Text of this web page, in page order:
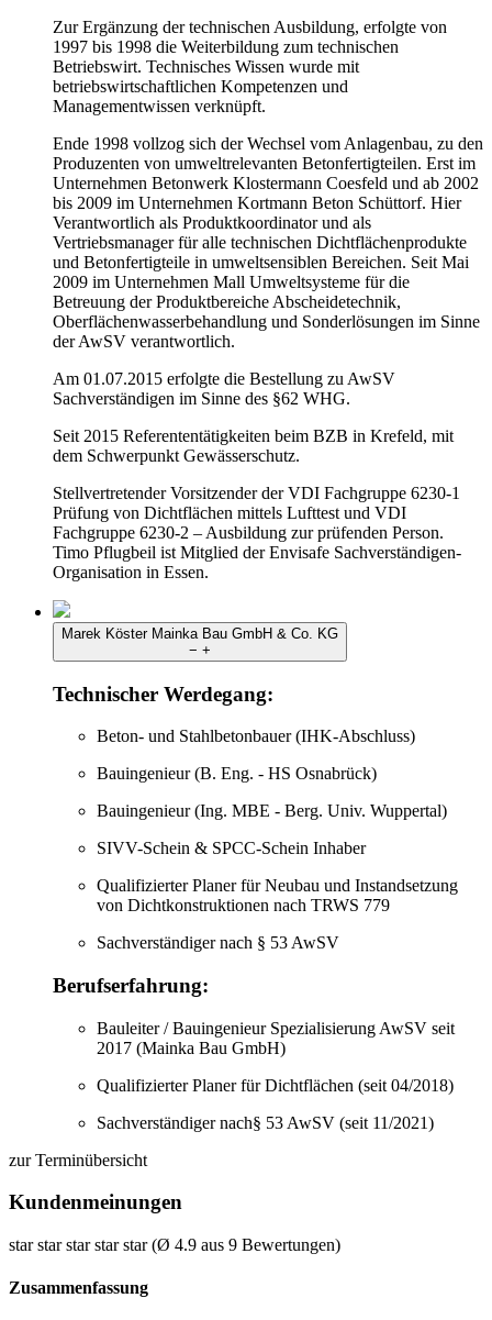
Zur Ergänzung der technischen Ausbildung, erfolgte von
1997 bis 1998 die Weiterbildung zum technischen
Betriebswirt. Technisches Wissen wurde mit
betriebswirtschaftlichen Kompetenzen und
Managementwissen verknüpft.
Ende 1998 vollzog sich der Wechsel vom Anlagenbau, zu den
Produzenten von umweltrelevanten Betonfertigteilen. Erst im
Unternehmen Betonwerk Klostermann Coesfeld und ab 2002
bis 2009 im Unternehmen Kortmann Beton Schüttorf. Hier
Verantwortlich als Produktkoordinator und als
Vertriebsmanager für alle technischen Dichtflächenprodukte
und Betonfertigteile in umweltsensiblen Bereichen. Seit Mai
2009 im Unternehmen Mall Umweltsysteme für die
Betreuung der Produktbereiche Abscheidetechnik,
Oberflächenwasserbehandlung und Sonderlösungen im Sinne
der AwSV verantwortlich.
Am 01.07.2015 erfolgte die Bestellung zu AwSV
Sachverständigen im Sinne des §62 WHG.
Seit 2015 Referententätigkeiten beim BZB in Krefeld, mit
dem Schwerpunkt Gewässerschutz.
Stellvertretender Vorsitzender der VDI Fachgruppe 6230-1
Prüfung von Dichtflächen mittels Lufttest und VDI
Fachgruppe 6230-2 – Ausbildung zur prüfenden Person.
Timo Pflugbeil ist Mitglied der Envisafe Sachverständigen-
Organisation in Essen.
Marek Köster Mainka Bau GmbH & Co. KG
− +
Technischer Werdegang:
Beton- und Stahlbetonbauer (IHK-Abschluss)
Bauingenieur (B. Eng. - HS Osnabrück)
Bauingenieur (Ing. MBE - Berg. Univ. Wuppertal)
SIVV-Schein & SPCC-Schein Inhaber
Qualifizierter Planer für Neubau und Instandsetzung
von Dichtkonstruktionen nach TRWS 779
Sachverständiger nach § 53 AwSV
Berufserfahrung:
Bauleiter / Bauingenieur Spezialisierung AwSV seit
2017 (Mainka Bau GmbH)
Qualifizierter Planer für Dichtflächen (seit 04/2018)
Sachverständiger nach§ 53 AwSV (seit 11/2021)
zur Terminübersicht
Kundenmeinungen
star star star star star (Ø 4.9 aus 9 Bewertungen)
Zusammenfassung